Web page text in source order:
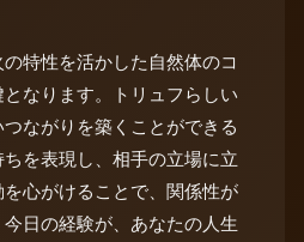
特性を活かした自然体のコ
なります。トリュフらしい
ながりを築くことができる
を表現し、相手の立場に立
心がけることで、関係性が
日の経験が、あなたの人生